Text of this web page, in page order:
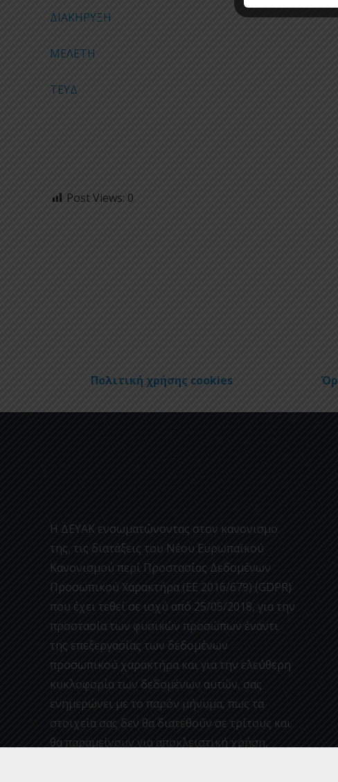
ΔΙΑΚΗΡΥΞΗ
ΜΕΛΕΤΗ
ΤΕΥΔ
Post Views: 0
Πολιτική χρήσης cookies
Η ΔΕΥΑΚ ενσωματώνοντας στον κανονισμο
της, τις διατάξεις του Νέου Ευρωπαϊκού
Κανονισμού περί Προστασίας Δεδομένων
Προσωπικού Χαρακτήρα (ΕΕ 2016/679) (GDPR)
που έχει τεθεί σε ισχύ από 25/05/2018, για την
προστασία των φυσικών προσώπων έναντι
της επεξεργασίας των δεδομένων
προσωπικού χαρακτήρα και για την ελεύθερη
κυκλοφορία των δεδομένων αυτών, σας
ενημερώνει με το παρόν μήνυμα, πως τα
στοιχεία σας δεν θα διατεθούν σε τρίτους και
θα παραμείνουν για αποκλειστική χρήση,